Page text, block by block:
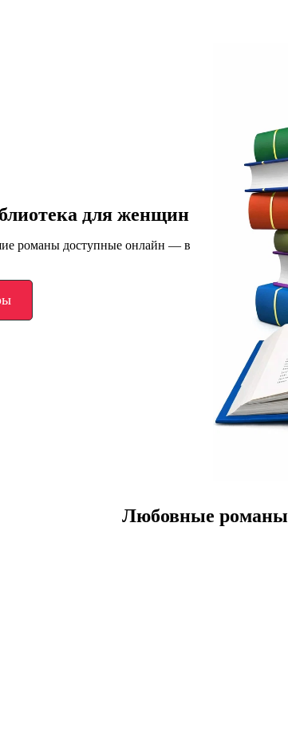
для женщин
романы доступные онлайн — в
Любовные романы